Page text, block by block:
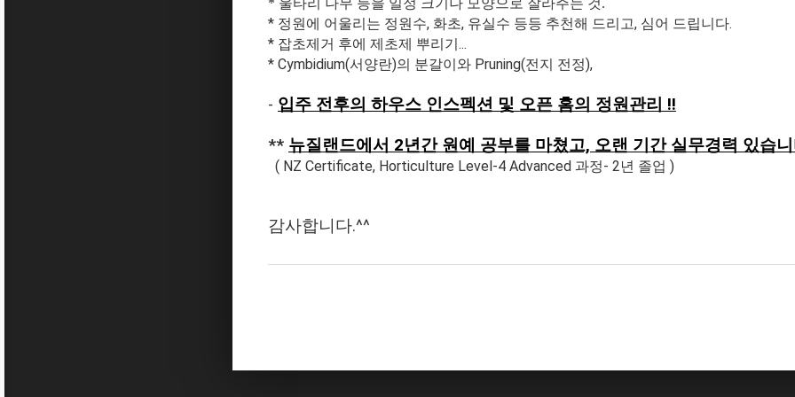
* 울타리 나무 등을 일정 크기나 모양으로 잘라주는 것.
* 정원에 어울리는 정원수, 화초, 유실수 등등 추천해 드리고, 심어 드립니다.
* 잡초제거 후에 제초제 뿌리기...
* Cymbidium(서양란)의 분갈이와 Pruning(전지 전정),
- 입주 전후의 하우스 인스펙션 및 오픈 홈의 정원관리 !!
** 뉴질랜드에서 2년간 원예 공부를 마쳤고, 오랜 기간 실무경력 있습
( NZ Certificate, Horticulture Level-4 Advanced 과정- 2년 졸업 )
감사합니다.^^